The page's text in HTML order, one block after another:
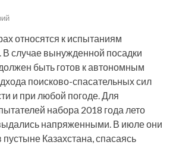
относятся к испытаниям
случае вынужденной посадки
быть готов к автономным
поисково-спасательных сил
и при любой погоде. Для
набора 2018 года лето
напряженными. В июле они
Казахстана, спасаясь